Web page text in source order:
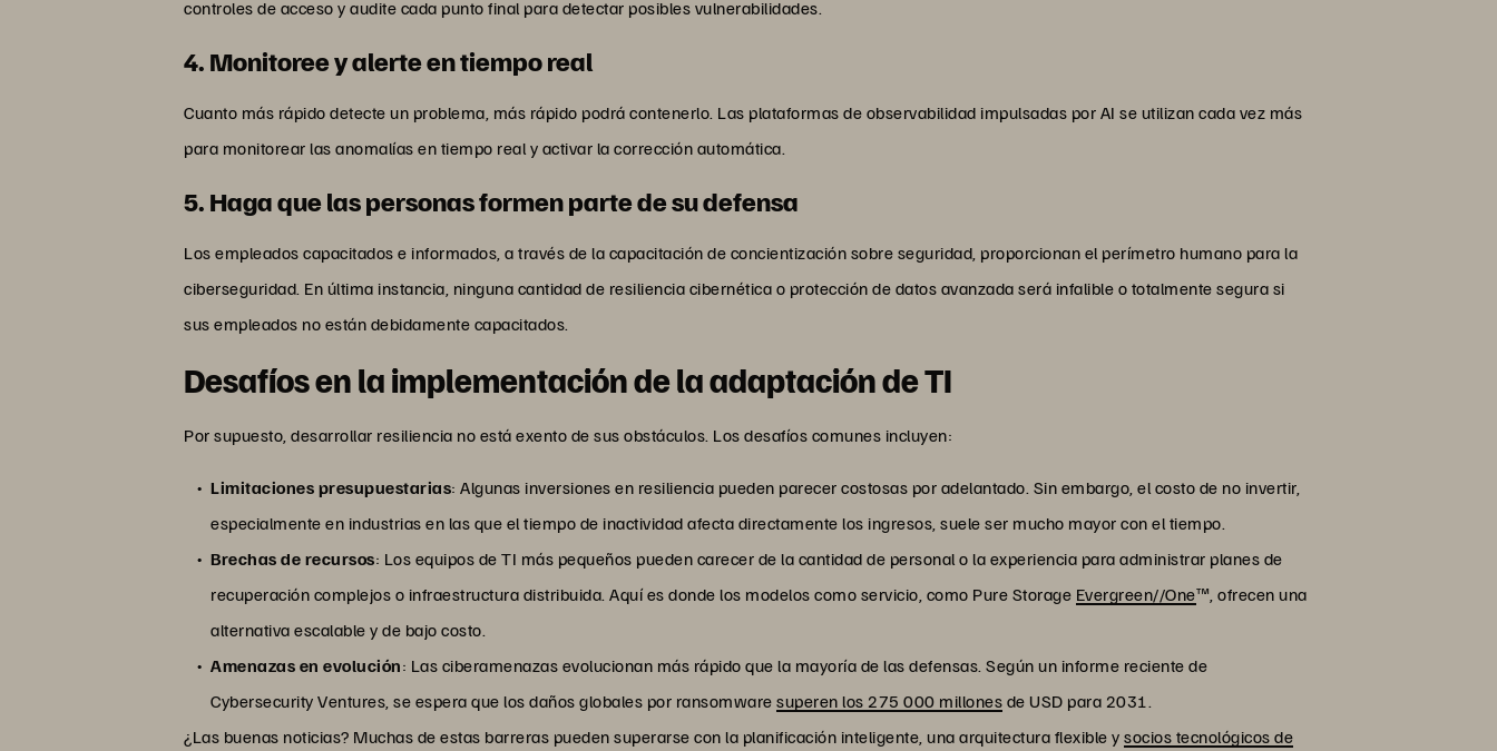
controles de acceso y audite cada punto final para detectar posibles vulnerabilidades.
4. Monitoree y alerte en tiempo real
Cuanto más rápido detecte un problema, más rápido podrá contenerlo. Las plataformas de observabilidad impulsadas por AI se utilizan cada vez más
para monitorear las anomalías en tiempo real y activar la corrección automática.
5. Haga que las personas formen parte de su defensa
Los empleados capacitados e informados, a través de la capacitación de concientización sobre seguridad, proporcionan el perímetro humano para la
ciberseguridad. En última instancia, ninguna cantidad de resiliencia cibernética o protección de datos avanzada será infalible o totalmente segura si
sus empleados no están debidamente capacitados.
Desafíos en la implementación de la adaptación de TI
Por supuesto, desarrollar resiliencia no está exento de sus obstáculos. Los desafíos comunes incluyen:
Limitaciones presupuestarias: Algunas inversiones en resiliencia pueden parecer costosas por adelantado. Sin embargo, el costo de no invertir,
especialmente en industrias en las que el tiempo de inactividad afecta directamente los ingresos, suele ser mucho mayor con el tiempo.
Brechas de recursos: Los equipos de TI más pequeños pueden carecer de la cantidad de personal o la experiencia para administrar planes de
recuperación complejos o infraestructura distribuida. Aquí es donde los modelos como servicio, como Pure Storage Evergreen//One™, ofrecen una
alternativa escalable y de bajo costo.
Amenazas en evolución: Las ciberamenazas evolucionan más rápido que la mayoría de las defensas. Según un informe reciente de
Cybersecurity Ventures, se espera que los daños globales por ransomwaresuperen los 275 000 millones de USD para 2031.
¿Las buenas noticias? Muchas de estas barreras pueden superarse con la planificación inteligente, una arquitectura flexible ysocios tecnológicos de